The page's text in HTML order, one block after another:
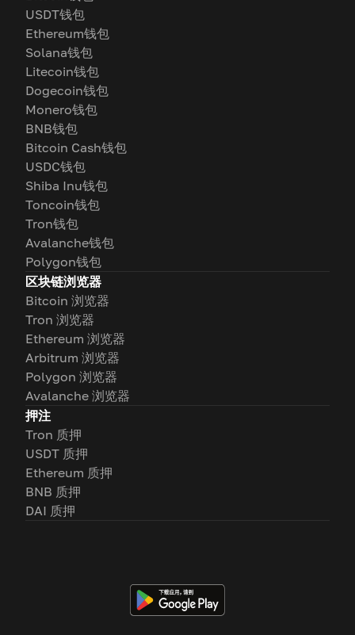
USDT钱包
Ethereum钱包
Solana钱包
Litecoin钱包
Dogecoin钱包
Monero钱包
BNB钱包
Bitcoin Cash钱包
USDC钱包
Shiba Inu钱包
Toncoin钱包
Tron钱包
Avalanche钱包
Polygon钱包
区块链浏览器
Bitcoin 浏览器
Tron 浏览器
Ethereum 浏览器
Arbitrum 浏览器
Polygon 浏览器
Avalanche 浏览器
押注
Tron 质押
USDT 质押
Ethereum 质押
BNB 质押
DAI 质押